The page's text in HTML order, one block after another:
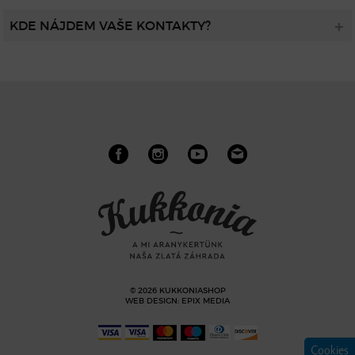
KDE NÁJDEM VAŠE KONTAKTY?
Cookies
© 2026 KUKKONIASHOP
WEB DESIGN: EPIX MEDIA